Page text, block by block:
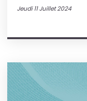
Jeudi 11 Juillet 2024